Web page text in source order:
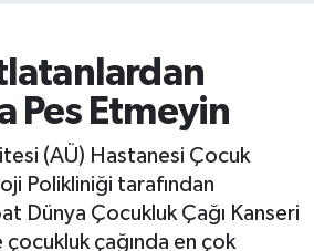
Pes Etmeyin
(AÜ) Hastanesi Çocuk
Polikliniği tarafından
Dünya Çocukluk Çağı Kanseri
çağında en çok